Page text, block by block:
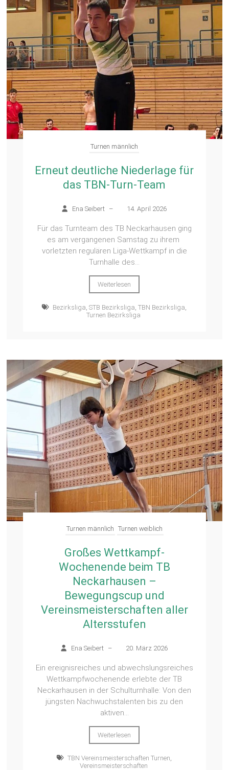
Turnen männlich
Erneut deutliche Niederlage für
das TBN-Turn-Team
Ena Seibert – 14. April 2026
Für das Turnteam des TB Neckarhausen ging
es am vergangenen Samstag zu ihrem
vorletzten regulären Liga-Wettkampf in die
Turnhalle des...
Weiterlesen
Bezirksliga STB Bezirksliga TBN Bezirksliga
Turnen Bezirksliga
Turnen männlich Turnen weiblich
Großes Wettkampf-
Wochenende beim TB
Neckarhausen –
Bewegungscup und
Vereinsmeisterschaften aller
Altersstufen
Ena Seibert – 20. März 2026
Ein ereignisreiches und abwechslungsreiches
Wettkampfwochenende erlebte der TB
Neckarhausen in der Schulturnhalle: Von den
jüngsten Nachwuchstalenten bis zu den
aktiven...
Weiterlesen
TBN Vereinsmeisterschaften Turnen
Vereinsmeisterschaften